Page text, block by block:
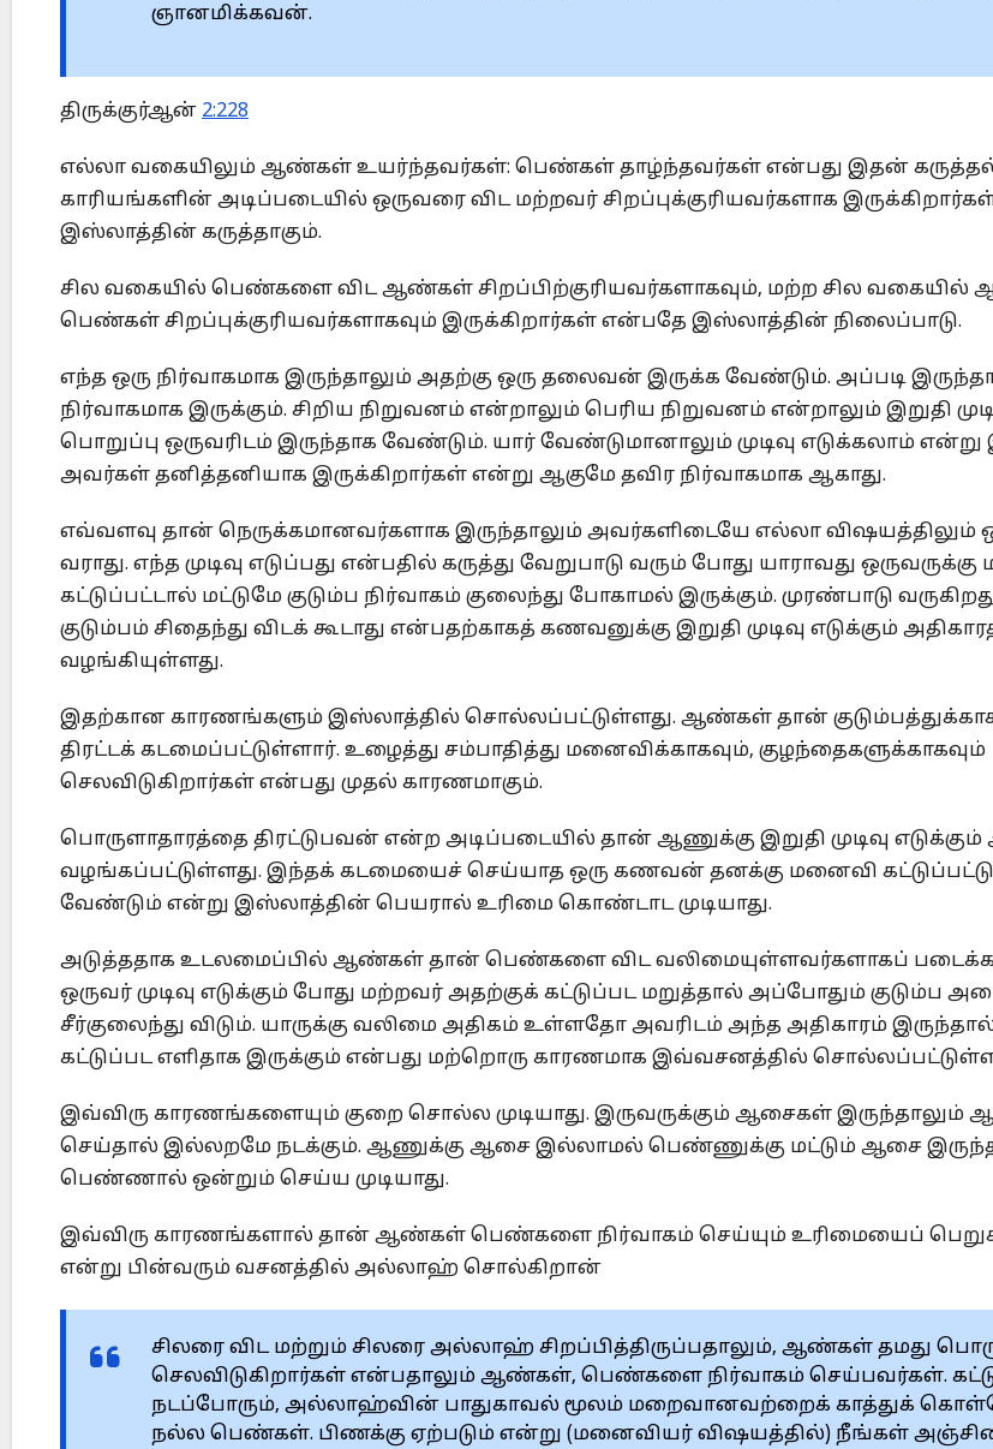
ஞானமிக்கவன்.
திருக்குர்ஆன் 2:228
எல்லா வகையிலும் ஆண்கள் உயர்ந்தவர்கள்: பெண்கள் தாழ்ந்தவர்கள் என்பது இதன்
காரியங்களின் அடிப்படையில் ஒருவரை விட மற்றவர் சிறப்புக்குரியவர்களாக
இஸ்லாத்தின் கருத்தாகும்.
சில வகையில் பெண்களை விட ஆண்கள் சிறப்பிற்குரியவர்களாகவும், மற்ற சில
பெண்கள் சிறப்புக்குரியவர்களாகவும் இருக்கிறார்கள் என்பதே இஸ்லாத்தின் நிலைப்பாடு.
எந்த ஒரு நிர்வாகமாக இருந்தாலும் அதற்கு ஒரு தலைவன் இருக்க வேண்டும். அப்படி
நிர்வாகமாக இருக்கும். சிறிய நிறுவனம் என்றாலும் பெரிய நிறுவனம் என்றாலும் இறுதி
பொறுப்பு ஒருவரிடம் இருந்தாக வேண்டும். யார் வேண்டுமானாலும் முடிவு எடுக்கலாம் என்று
அவர்கள் தனித்தனியாக இருக்கிறார்கள் என்று ஆகுமே தவிர நிர்வாகமாக ஆகாது.
எவ்வளவு தான் நெருக்கமானவர்களாக இருந்தாலும் அவர்களிடையே எல்லா விஷயத்திலும்
வராது. எந்த முடிவு எடுப்பது என்பதில் கருத்து வேறுபாடு வரும் போது யாராவது
கட்டுப்பட்டால் மட்டுமே குடும்ப நிர்வாகம் குலைந்து போகாமல் இருக்கும். முரண்பாடு
குடும்பம் சிதைந்து விடக் கூடாது என்பதற்காகத் கணவனுக்கு இறுதி முடிவு எடுக்கும்
வழங்கியுள்ளது.
இதற்கான காரணங்களும் இஸ்லாத்தில் சொல்லப்பட்டுள்ளது. ஆண்கள் தான்
திரட்டக் கடமைப்பட்டுள்ளார். உழைத்து சம்பாதித்து மனைவிக்காகவும், குழந்தைகளுக்காகவும்
செலவிடுகிறார்கள் என்பது முதல் காரணமாகும்.
பொருளாதாரத்தை திரட்டுபவன் என்ற அடிப்படையில் தான் ஆணுக்கு இறுதி முடிவு எடுக்கும்
வழங்கப்பட்டுள்ளது. இந்தக் கடமையைச் செய்யாத ஒரு கணவன் தனக்கு மனைவி
வேண்டும் என்று இஸ்லாத்தின் பெயரால் உரிமை கொண்டாட முடியாது.
அடுத்ததாக உடலமைப்பில் ஆண்கள் தான் பெண்களை விட வலிமையுள்ளவர்களாகப்
ஒருவர் முடிவு எடுக்கும் போது மற்றவர் அதற்குக் கட்டுப்பட மறுத்தால் அப்போதும் குடும்ப
சீர்குலைந்து விடும். யாருக்கு வலிமை அதிகம் உள்ளதோ அவரிடம் அந்த அதிகாரம்
கட்டுப்பட எளிதாக இருக்கும் என்பது மற்றொரு காரணமாக இவ்வசனத்தில்
இவ்விரு காரணங்களையும் குறை சொல்ல முடியாது. இருவருக்கும் ஆசைகள் இருந்தாலும்
செய்தால் இல்லறமே நடக்கும். ஆணுக்கு ஆசை இல்லாமல் பெண்ணுக்கு மட்டும் ஆசை
பெண்ணால் ஒன்றும் செய்ய முடியாது.
இவ்விரு காரணங்களால் தான் ஆண்கள் பெண்களை நிர்வாகம் செய்யும் உரிமையைப்
என்று பின்வரும் வசனத்தில் அல்லாஹ் சொல்கிறான்
சிலரை விட மற்றும் சிலரை அல்லாஹ் சிறப்பித்திருப்பதாலும், ஆண்கள் தமது
செலவிடுகிறார்கள் என்பதாலும் ஆண்கள், பெண்களை நிர்வாகம் செய்பவர்கள்.
நடப்போரும், அல்லாஹ்வின் பாதுகாவல் மூலம் மறைவானவற்றைக் காத்துக்
நல்ல பெண்கள். பிணக்கு ஏற்படும் என்று (மனைவியர் விஷயத்தில்) நீங்கள்